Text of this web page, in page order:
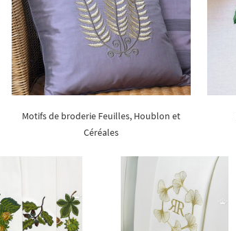
Motifs de broderie Feuilles, Houblon et
Céréales